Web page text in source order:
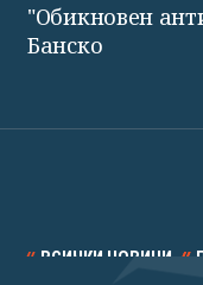
"Обикновен
Банско
ВСИЧКИ НОВИНИ